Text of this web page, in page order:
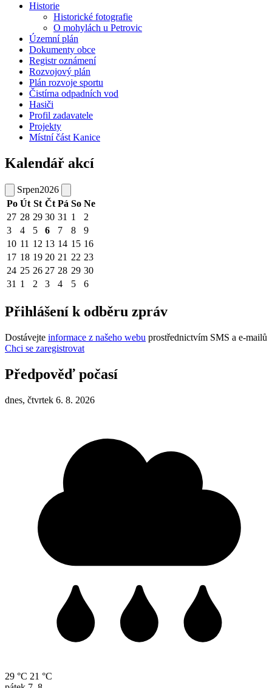
Historie
Historické fotografie
O mohylách u Petrovic
Územní plán
Dokumenty obce
Registr oznámení
Rozvojový plán
Plán rozvoje sportu
Čistírna odpadních vod
Hasiči
Profil zadavatele
Projekty
Místní část Kanice
Kalendář akcí
Srpen2026
Po Út St Čt Pá So Ne
27 28 29 30 31 1
2
3
4 5 6 7 8
9
10 11 12 13 14 15 16
17 18 19 20 21 22 23
24 25 26 27 28 29 30
31 1 2 3 4 5 6
Přihlášení k odběru zpráv
Dostávejte informace z našeho webu prostřednictvím SMS a e-mailů
Chci se zaregistrovat
Předpověď počasí
dnes, čtvrtek 6. 8. 2026
29 °C 21 °C